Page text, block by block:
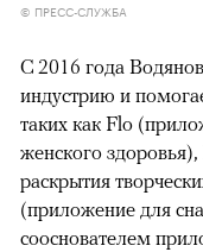
© ПРЕСС-СЛУЖБА
С 2016 года
индустрию и
таких как Flo
женского
раскрытия
(приложение для
сооснователем